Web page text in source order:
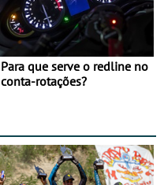
Para que serve o redline no
conta-rotações?